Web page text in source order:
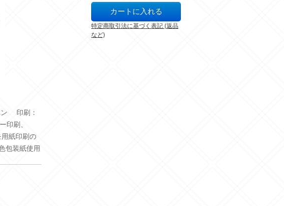
特定商取引法に基づく表記 (返品
など)
ン 印刷：
刷、
印刷の
包装紙使用